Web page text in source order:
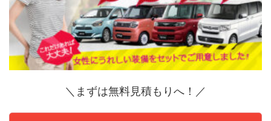
＼まずは無料見積もりへ！／